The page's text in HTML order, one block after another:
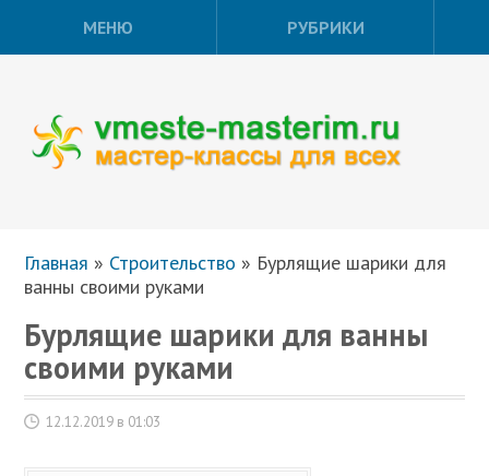
МЕНЮ РУБРИКИ
Главная » Строительство » Бурлящие шарики для
ванны своими руками
Бурлящие шарики для ванны
своими руками
12.12.2019 в 01:03